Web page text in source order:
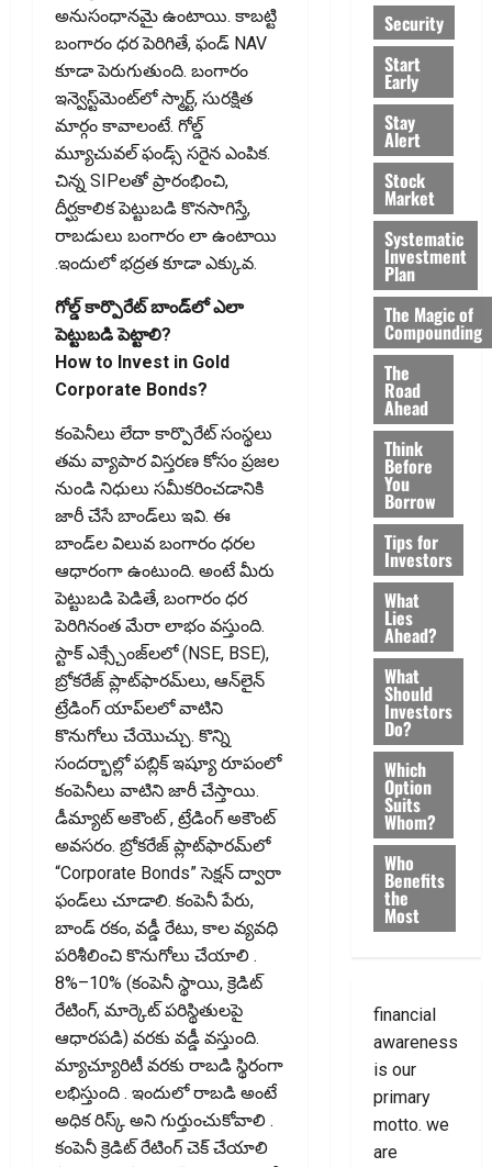
అనుసంధానమై ఉంటాయి. కాబట్టి
బంగారం ధర పెరిగితే, ఫండ్‌ NAV
కూడా పెరుగుతుంది. బంగారం
ఇన్వెస్ట్‌మెంట్‌లో స్మార్ట్‌, సురక్షిత
మార్గం కావాలంటే. గోల్డ్‌
మ్యూచువల్‌ ఫండ్స్ సరైన ఎంపిక.
చిన్న SIPలతో ప్రారంభించి,
దీర్ఘకాలిక పెట్టుబడి కొనసాగిస్తే,
రాబడులు బంగారం లా ఉంటాయి
.ఇందులో భద్రత కూడా ఎక్కువ.
గోల్డ్ కార్పొరేట్‌ బాండ్‌లో ఎలా
పెట్టుబడి పెట్టాలి?
How to Invest in Gold
Corporate Bonds?
కంపెనీలు లేదా కార్పొరేట్‌ సంస్థలు
తమ వ్యాపార విస్తరణ కోసం ప్రజల
నుండి నిధులు సమీకరించడానికి
జారీ చేసే బాండ్‌లు ఇవి. ఈ
బాండ్‌ల విలువ బంగారం ధరల
ఆధారంగా ఉంటుంది. అంటే మీరు
పెట్టుబడి పెడితే, బంగారం ధర
పెరిగినంత మేరా లాభం వస్తుంది.
స్టాక్ ఎక్స్చేంజ్‌లలో (NSE, BSE),
బ్రోకరేజ్ ప్లాట్‌ఫారమ్‌లు, ఆన్‌లైన్
ట్రేడింగ్ యాప్‌లలో వాటిని
కొనుగోలు చేయొచ్చు. కొన్ని
సందర్భాల్లో పబ్లిక్ ఇష్యూ రూపంలో
కంపెనీలు వాటిని జారీ చేస్తాయి.
డీమ్యాట్‌ అకౌంట్ , ట్రేడింగ్‌ అకౌంట్‌
అవసరం. బ్రోకరేజ్‌ ప్లాట్‌ఫారమ్‌లో
“Corporate Bonds” సెక్షన్‌ ద్వారా
ఫండ్‌లు చూడాలి. కంపెనీ పేరు,
బాండ్ రకం, వడ్డీ రేటు, కాల వ్యవధి
పరిశీలించి కొనుగోలు చేయాలి .
8%–10% (కంపెనీ స్థాయి, క్రెడిట్
రేటింగ్, మార్కెట్ పరిస్థితులపై
ఆధారపడి) వ‌ర‌కు వ‌డ్డీ వ‌స్తుంది.
మ్యాచ్యూరిటీ వరకు రాబడి స్థిరంగా
లభిస్తుంది . ఇందులో రాబడి అంటే
అధిక రిస్క్ అని గుర్తుంచుకోవాలి .
కంపెనీ క్రెడిట్ రేటింగ్ చెక్ చేయాలి
Security
Start
Early
Stay
Alert
Stock
Market
Systematic
Investment
Plan
The Magic of
Compounding
The
Road
Ahead
Think
Before
You
Borrow
Tips for
Investors
What
Lies
Ahead?
What
Should
Investors
Do?
Which
Option
Suits
Whom?
Who
Benefits
the
Most
financial
awareness
is our
primary
motto. we
are